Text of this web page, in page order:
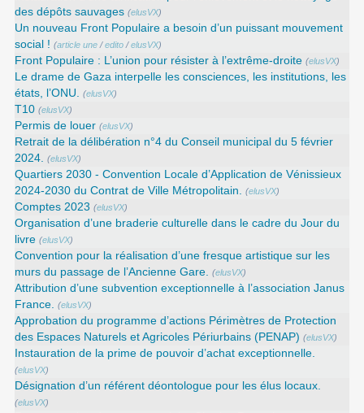
des dépôts sauvages (elusVX)
Un nouveau Front Populaire a besoin d’un puissant mouvement
social ! (article une /edito /elusVX)
Front Populaire : L’union pour résister à l’extrême-droite (elusVX)
Le drame de Gaza interpelle les consciences, les institutions, les
états, l’ONU.
(elusVX)
T10 (elusVX)
Permis de louer (elusVX)
Retrait de la délibération n°4 du Conseil municipal du 5 février
2024.
(elusVX)
Quartiers 2030 - Convention Locale d’Application de Vénissieux
2024-2030 du Contrat de Ville Métropolitain.
(elusVX)
Comptes 2023 (elusVX)
Organisation d’une braderie culturelle dans le cadre du Jour du
livre (elusVX)
Convention pour la réalisation d’une fresque artistique sur les
murs du passage de l’Ancienne Gare.
(elusVX)
Attribution d’une subvention exceptionnelle à l’association Janus
France.
(elusVX)
Approbation du programme d’actions Périmètres de Protection
des Espaces Naturels et Agricoles Périurbains (PENAP) (elusVX)
Instauration de la prime de pouvoir d’achat exceptionnelle.
(elusVX)
Désignation d’un référent déontologue pour les élus locaux.
(elusVX)